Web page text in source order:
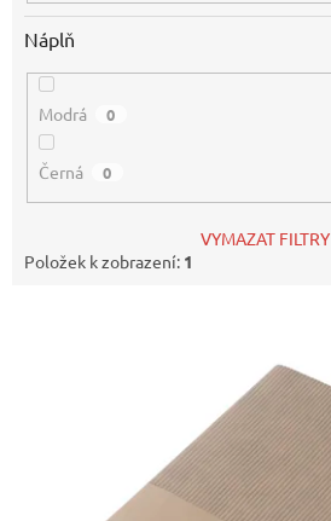
Náplň
Modrá 0
Černá 0
VYMAZAT FILTRY
Položek k zobrazení: 1